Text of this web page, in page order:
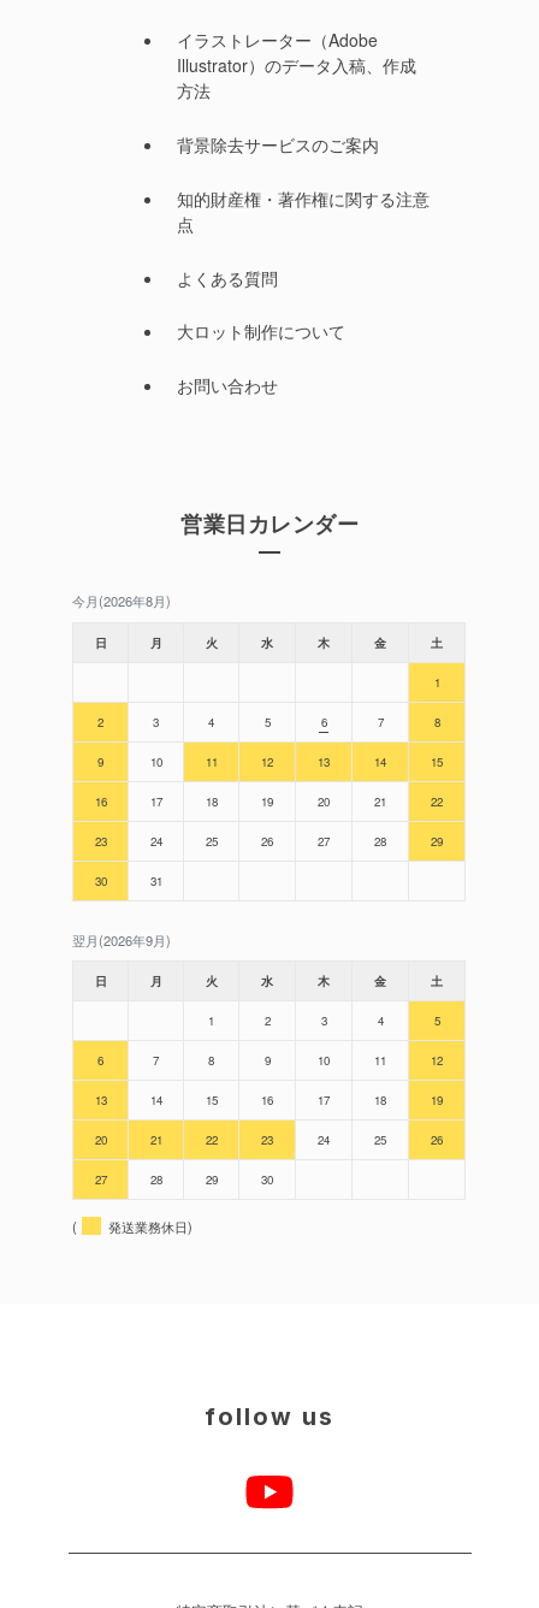
イラストレーター（Adobe
Illustrator）のデータ入稿、作成
方法
背景除去サービスのご案内
知的財産権・著作権に関する注意
点
よくある質問
大ロット制作について
お問い合わせ
営業日カレンダー
今月(2026年8月)
日 月 火 水 木 金 土
1
2 3 4 5 6 7 8
9 10 11 12 13 14 15
16 17 18 19 20 21 22
23 24 25 26 27 28 29
30 31
翌月(2026年9月)
日 月 火 水 木 金 土
1 2 3 4 5
6 7 8 9 10 11 12
13 14 15 16 17 18 19
20 21 22 23 24 25 26
27 28 29 30
( 発送業務休日)
follow us